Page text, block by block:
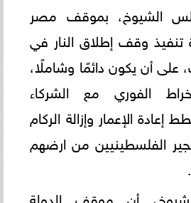
الشيوخ، بموقف مصر
وقف إطلاق النار في
على أن يكون دائمًا وشاملًا،
الفوري مع الشركاء
إعادة الإعمار وإزالة الركام
الفلسطينيين من ارضهم
أن موقف الدولة